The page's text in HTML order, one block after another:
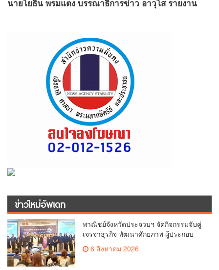
นายโยธิน พรมแตง บรรณาธิการข่าว อาวุโส รายงาน
ข่าวใหม่อัพเดท
พาณิชย์จังหวัดประจวบฯ จัดกิจกรรมจับคู่
เจรจาธุรกิจ พัฒนาศักยภาพ ผู้ประกอบ
ระหว่างประเทศ
6 สิงหาคม 2026